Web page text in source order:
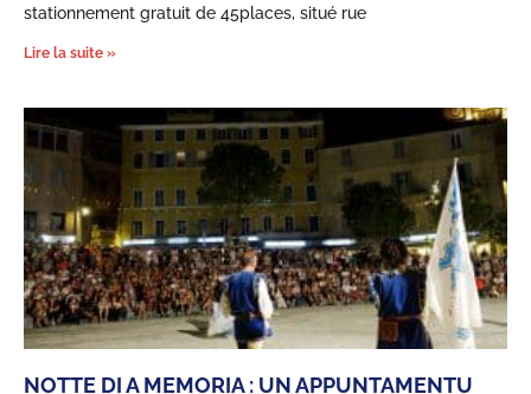
stationnement gratuit de 45places, situé rue
Lire la suite »
NOTTE DI A MEMORIA : UN APPUNTAMENTU